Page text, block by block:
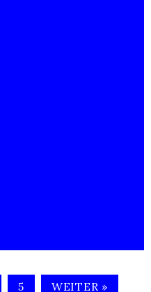
5 WEITER »